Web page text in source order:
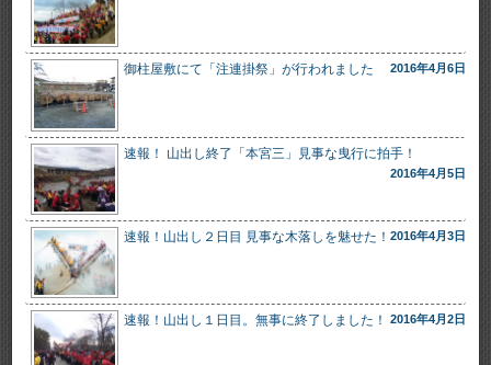
御柱屋敷にて「注連掛祭」が行われました 2016年4月6日
速報！ 山出し終了「本宮三」見事な曳行に拍手！
2016年4月5日
速報！山出し２日目 見事な木落しを魅せた！ 2016年4月3日
速報！山出し１日目。無事に終了しました！ 2016年4月2日